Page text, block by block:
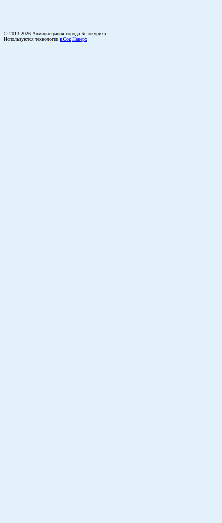
© 2013-2026 Администрация города Белокуриха
Используются технологии uCoz Наверх